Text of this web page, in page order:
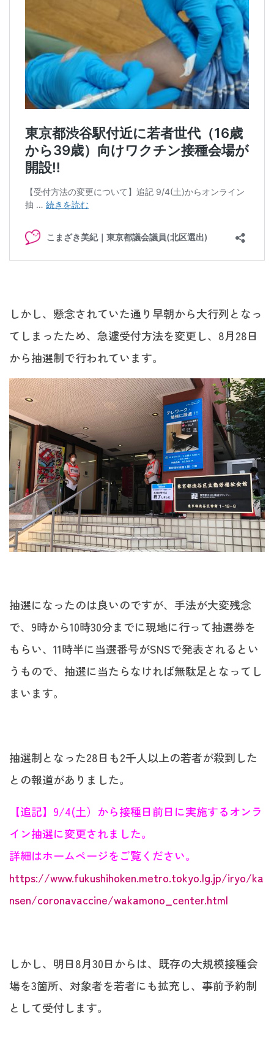
しかし、懸念されていた通り早朝から大行列となっ
てしまったため、急遽受付方法を変更し、8月28日
から抽選制で行われています。
抽選になったのは良いのですが、手法が大変残念
で、9時から10時30分までに現地に行って抽選券を
もらい、11時半に当選番号がSNSで発表されるとい
うもので、抽選に当たらなければ無駄足となってし
まいます。
抽選制となった28日も2千人以上の若者が殺到した
との報道がありました。
【追記】9/4(土）から接種日前日に実施するオンラ
イン抽選に変更されました。
詳細はホームページをご覧ください。
https://www.fukushihoken.metro.tokyo.lg.jp/iryo/ka
nsen/coronavaccine/wakamono_center.html
しかし、明日8月30日からは、既存の大規模接種会
場を3箇所、対象者を若者にも拡充し、事前予約制
として受付します。